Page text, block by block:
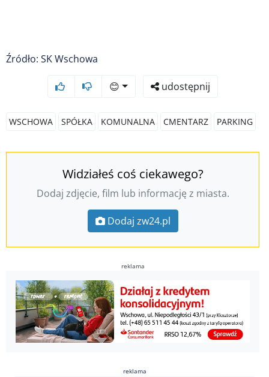
Źródło: SK Wschowa
😊 udostępnij
WSCHOWA SPÓŁKA KOMUNALNA CMENTARZ PARKING
Widziałeś coś ciekawego?
Dodaj zdjęcie, film lub informację z miasta.
Dodaj zw24.pl
reklama
reklama